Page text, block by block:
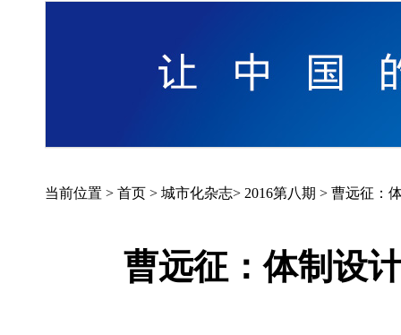
当前位置 > 首页 > 城市化杂志> 2016第八期 > 曹远征：
曹远征：体制设